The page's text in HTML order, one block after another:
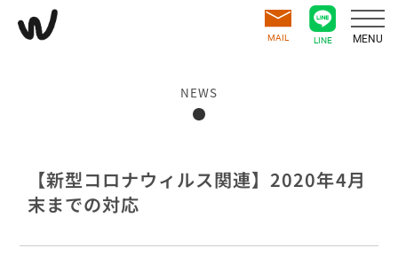
MAIL LINE MENU
【新型コロナウィルス関連】2020年4月
末までの対応
NEWS